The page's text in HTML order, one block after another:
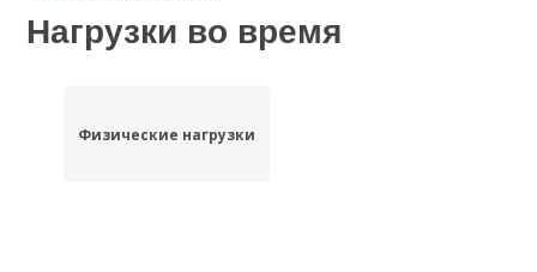
Нагрузки во время
Физические нагрузки